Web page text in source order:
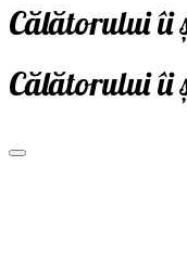
Călătorului îi
Călătorului îi